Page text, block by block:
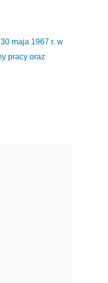
maja 1967 r. w
pracy oraz